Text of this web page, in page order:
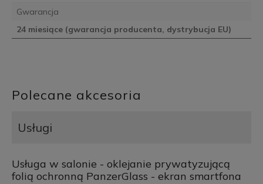
Gwarancja
24 miesiące (gwarancja producenta, dystrybucja EU)
Polecane akcesoria
Usługi
Usługa w salonie - oklejanie prywatyzującą
folią ochronną PanzerGlass - ekran smartfona